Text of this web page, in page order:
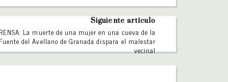
Siguiente artículo
La muerte de una mujer en una cueva de la
Fuente del Avellano de Granada dispara el malestar
vecinal